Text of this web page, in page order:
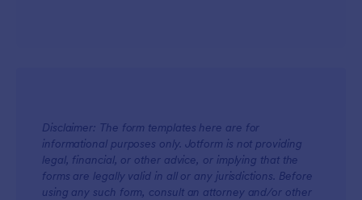
Disclaimer: The form templates here are for
informational purposes only. Jotform is not providing
legal, financial, or other advice, or implying that the
forms are legally valid in all or any jurisdictions. Before
using any such form, consult an attorney and/or other